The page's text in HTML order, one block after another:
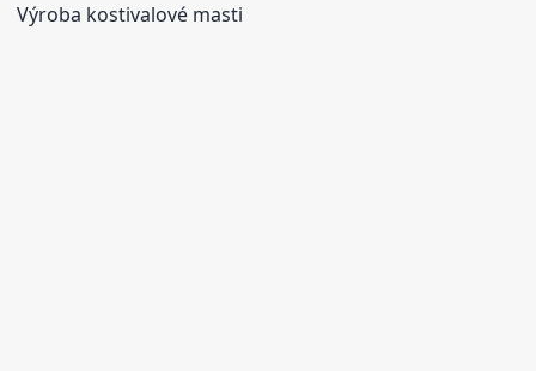
Výroba kostivalové masti